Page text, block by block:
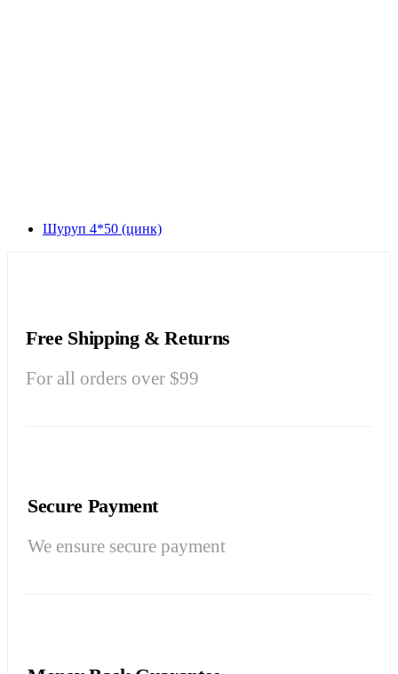
Шуруп 4*50 (цинк)
Free Shipping & Returns
For all orders over $99
Secure Payment
We ensure secure payment